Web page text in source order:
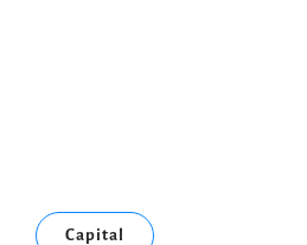
Capital